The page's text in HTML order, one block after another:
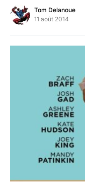
Tom Delanoue
11 août 2014